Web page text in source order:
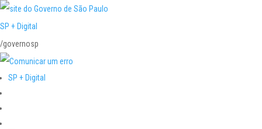
SP + Digital
/governosp
SP + Digital